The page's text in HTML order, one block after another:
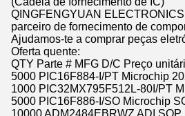
QINGFENGYUAN
parceiro de fornecimento de
Ajudamos-te a comprar peças
Oferta quente:
QTY Parte # MFG D/C Preço
5000 PIC16F884-I/PT Microchip
1000 PIC32MX795F512L-80I/PT
5000 PIC16F886-I/SO Microchip
10000 ADM2484EBRWZ ADI